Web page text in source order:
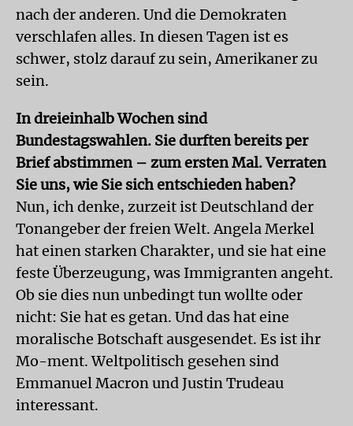
nach der anderen. Und die Demokraten
verschlafen alles. In diesen Tagen ist es
schwer, stolz darauf zu sein, Amerikaner zu
sein.
In dreieinhalb Wochen sind
Bundestagswahlen. Sie durften bereits per
Brief abstimmen – zum ersten Mal. Verraten
Sie uns, wie Sie sich entschieden haben?
Nun, ich denke, zurzeit ist Deutschland der
Tonangeber der freien Welt. Angela Merkel
hat einen starken Charakter, und sie hat eine
feste Überzeugung, was Immigranten angeht.
Ob sie dies nun unbedingt tun wollte oder
nicht: Sie hat es getan. Und das hat eine
moralische Botschaft ausgesendet. Es ist ihr
Mo-ment. Weltpolitisch gesehen sind
Emmanuel Macron und Justin Trudeau
interessant.